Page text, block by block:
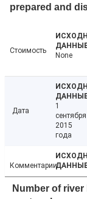
prepared and
Стоимость
None
Дата
1
сентября
2015
года
Комментарии
Number of